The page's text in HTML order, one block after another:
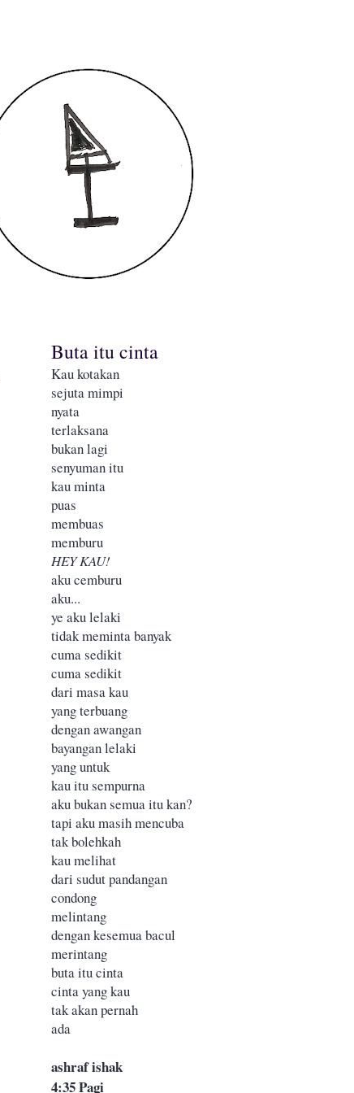
Buta itu cinta
Kau kotakan
sejuta mimpi
nyata
terlaksana
bukan lagi
senyuman itu
kau minta
puas
membuas
memburu
HEY KAU!
aku cemburu
aku...
ye aku lelaki
tidak meminta banyak
cuma sedikit
cuma sedikit
dari masa kau
yang terbuang
dengan awangan
bayangan lelaki
yang untuk
kau itu sempurna
aku bukan semua itu kan?
tapi aku masih mencuba
tak bolehkah
kau melihat
dari sudut pandangan
condong
melintang
dengan kesemua bacul
merintang
buta itu cinta
cinta yang kau
tak akan pernah
ada
ashraf ishak
4:35 Pagi